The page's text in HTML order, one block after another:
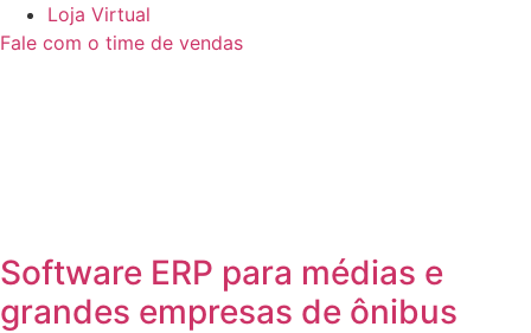
Loja Virtual
Fale com o time de vendas
Software ERP para médias e
grandes empresas de ônibus